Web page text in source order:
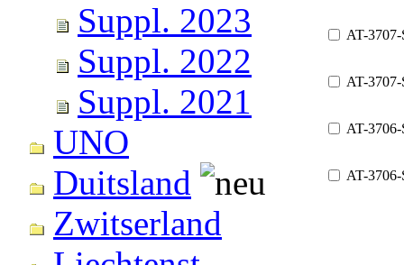
Suppl. 2023
Suppl. 2022
Suppl. 2021
UNO
Duitsland
Zwitserland
AT-3707-
AT-
AT-3706-
AT-